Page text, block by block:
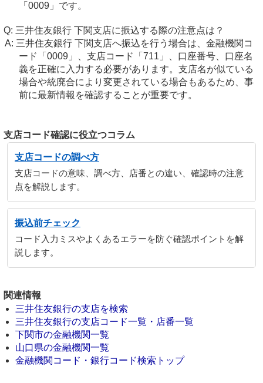
「0009」です。
三井住友銀行 下関支店に振込する際の注意点は？
三井住友銀行 下関支店へ振込を行う場合は、金融機関コ
ード「0009」、支店コード「711」、口座番号、口座名
義を正確に入力する必要があります。支店名が似ている
場合や統廃合により変更されている場合もあるため、事
前に最新情報を確認することが重要です。
支店コード確認に役立つコラム
支店コードの調べ方
支店コードの意味、調べ方、店番との違い、確認時の注意
点を解説します。
振込前チェック
コード入力ミスやよくあるエラーを防ぐ確認ポイントを解
説します。
関連情報
三井住友銀行の支店を検索
三井住友銀行の支店コード一覧・店番一覧
下関市の金融機関一覧
山口県の金融機関一覧
金融機関コード・銀行コード検索トップ